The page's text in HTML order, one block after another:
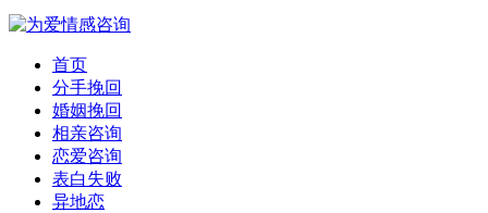
首页
分手挽回
婚姻挽回
相亲咨询
恋爱咨询
表白失败
异地恋